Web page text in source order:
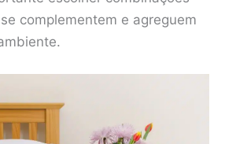
complementem e agreguem